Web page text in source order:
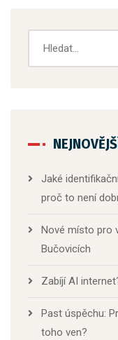
Jaké
proč to není
Nové místo pro
Bučovicích
Zabíjí AI
Past úspěchu:
toho ven?